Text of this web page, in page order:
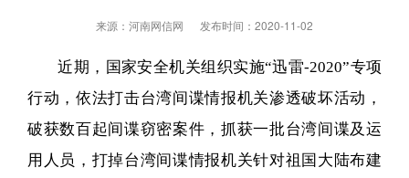
来源：河南网信网 发布时间： 2020-11-02
近期，国家安全机关组织实施“迅雷-2020”专项
行动，依法打击台湾间谍情报机关渗透破坏活动，
破获数百起间谍窃密案件，抓获一批台湾间谍及运
用人员，打掉台湾间谍情报机关针对祖国大陆布建